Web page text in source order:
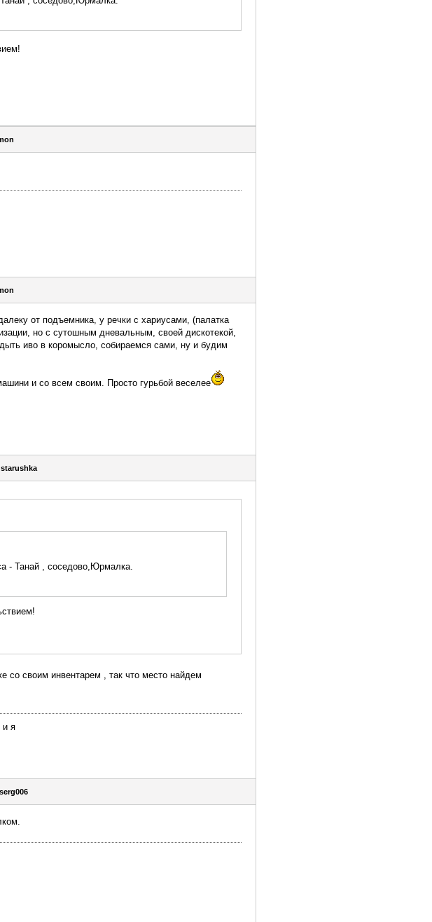
от подъемника, у речки с хариусами, (палатка
но с сутошным дневальным, своей дискотекой,
иво в коромысло, собираемся сами, ну и будим
и со всем своим. Просто гурьбой веселее
starushka
- Танай , соседово,Юрмалка.
со своим инвентарем , так что место найдем
и я
serg006